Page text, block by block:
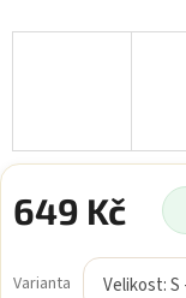
649 Kč
cena:
Varianta